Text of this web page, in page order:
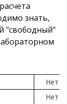
знать,
"свободный"
Нет
Нет